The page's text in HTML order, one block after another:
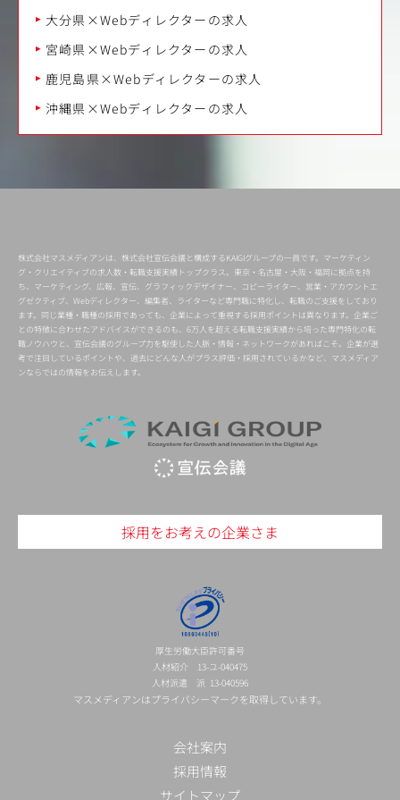
大分県×Webディレクターの求人
宮崎県×Webディレクターの求人
鹿児島県×Webディレクターの求人
沖縄県×Webディレクターの求人
株式会社マスメディアンは、株式会社宣伝会議と構成するKAIGIグループの一員です。マーケティン
グ・クリエイティブの求人数・転職支援実績トップクラス。東京・名古屋・大阪・福岡に拠点を持
ち、マーケティング、広報、宣伝、グラフィックデザイナー、コピーライター、営業・アカウントエ
グゼクティブ、Webディレクター、編集者、ライターなど専門職に特化し、転職のご支援をしており
ます。同じ業種・職種の採用であっても、企業によって重視する採用ポイントは異なります。企業ご
との特徴に合わせたアドバイスができるのも、6万人を超える転職支援実績から培った専門特化の転
職ノウハウと、宣伝会議のグループ力を駆使した人脈・情報・ネットワークがあればこそ。企業が選
考で注目しているポイントや、過去にどんな人がプラス評価・採用されているかなど、マスメディア
ンならではの情報をお伝えします。
採用をお考えの企業さま
厚生労働大臣許可番号
人材紹介 13-ユ-040475
人材派遣 派 13-040596
マスメディアンはプライバシーマークを取得しています。
会社案内
採用情報
サイトマップ